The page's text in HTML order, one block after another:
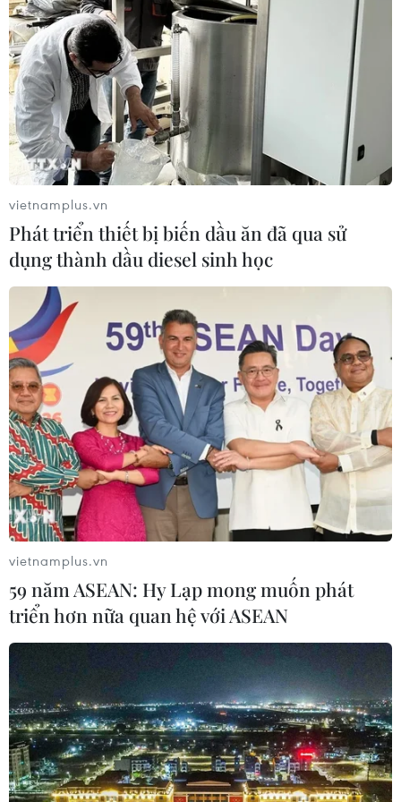
06/08/2026 04:25
Quảng Trị bảo tồn di tích và hệ thống
mạch nước ngầm ở 14 giếng cổ xã
Cồn Tiên
06/08/2026 03:01
Phát động Cuộc thi Sáng tạo Video
2026 cho công dân Pháp ngữ
06/08/2026 02:29
Xem thêm
CƠ QUAN CHỦ QUẢN: THÔNG TẤN XÃ VIỆT NAM
Tổng Biên tập: TRẦN TIẾN DUẨN
Sở hữu trí tuệ
Quy định sử dụng
RSS
Hỗ trợ
Ngôn ngữ
TTXVN
Dịch vụ tin
Quảng cáo
Liên hệ
vietnamplus.vn
Phát triển thiết bị biến dầu ăn đã qua sử
dụng thành dầu diesel sinh học
vietnamplus.vn
59 năm ASEAN: Hy Lạp mong muốn phát
triển hơn nữa quan hệ với ASEAN